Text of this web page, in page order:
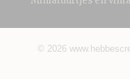
© 2026